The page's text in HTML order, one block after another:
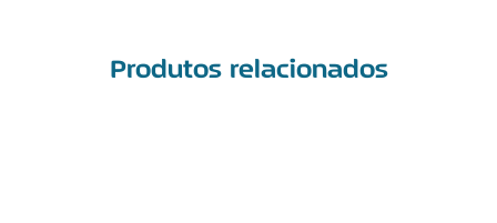
Produtos relacionados